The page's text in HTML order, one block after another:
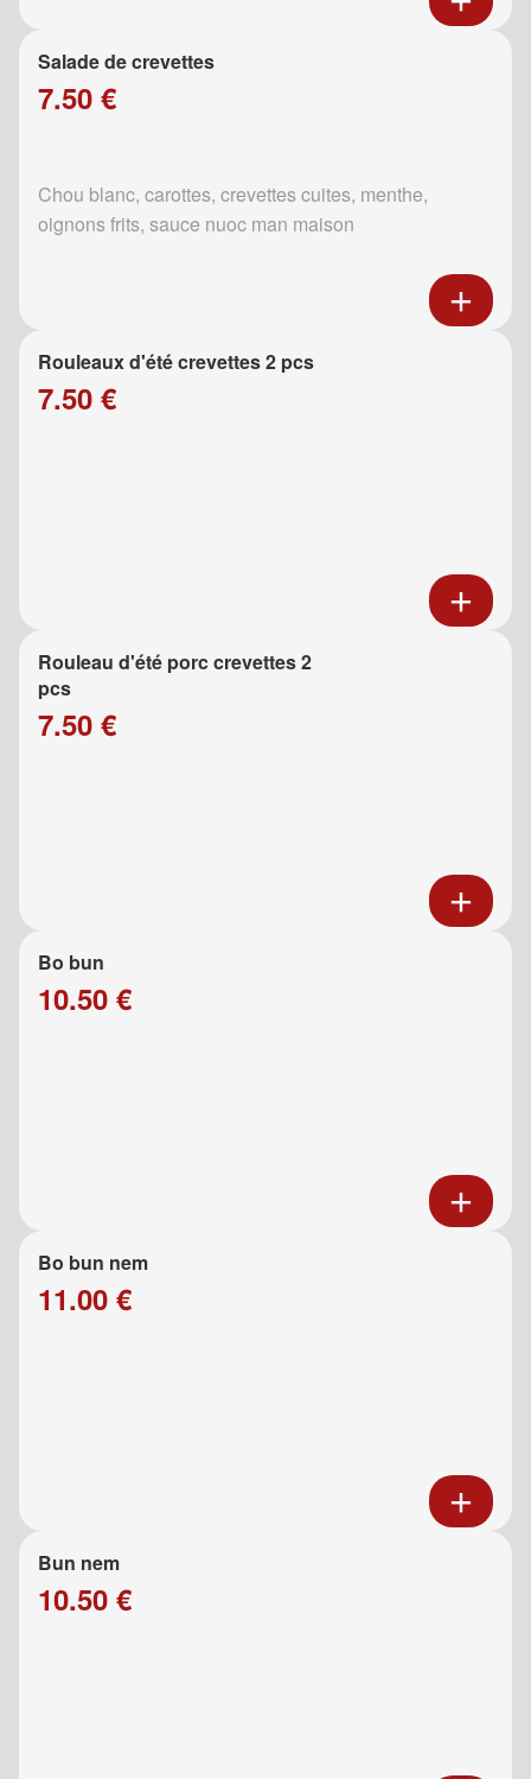
Salade de crevettes
7.50 €
Chou blanc, carottes, crevettes cuites, menthe,
oignons frits, sauce nuoc man maison
Rouleaux d'été crevettes 2 pcs
7.50 €
Rouleau d'été porc crevettes 2
pcs
7.50 €
Bo bun
10.50 €
Bo bun nem
11.00 €
Bun nem
10.50 €